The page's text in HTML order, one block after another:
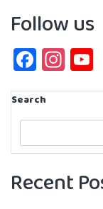
Follow us
Search
Recent